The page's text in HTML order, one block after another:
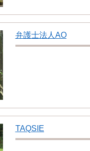
弁護士法人AO
TAQSIE